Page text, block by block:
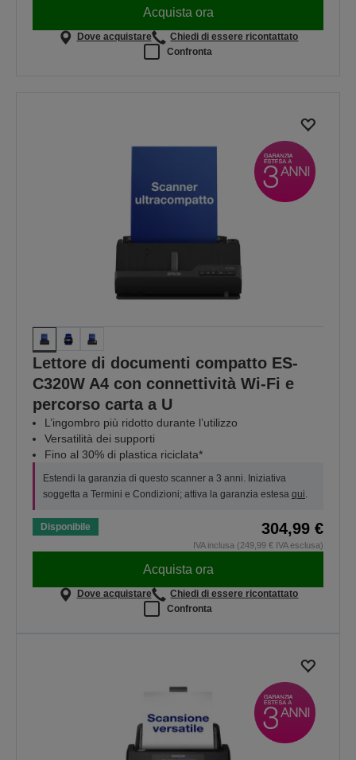
Acquista ora
Dove acquistare
Chiedi di essere ricontattato
Confronta
Lettore di documenti compatto ES-
C320W A4 con connettività Wi-Fi e
percorso carta a U
L’ingombro più ridotto durante l’utilizzo
Versatilità dei supporti
Fino al 30% di plastica riciclata*
Estendi la garanzia di questo scanner a 3 anni. Iniziativa
soggetta a Termini e Condizioni; attiva la garanzia estesa qui.
Disponibile 304,99 €
IVA inclusa (249,99 € IVA esclusa)
Acquista ora
Dove acquistare
Chiedi di essere ricontattato
Confronta